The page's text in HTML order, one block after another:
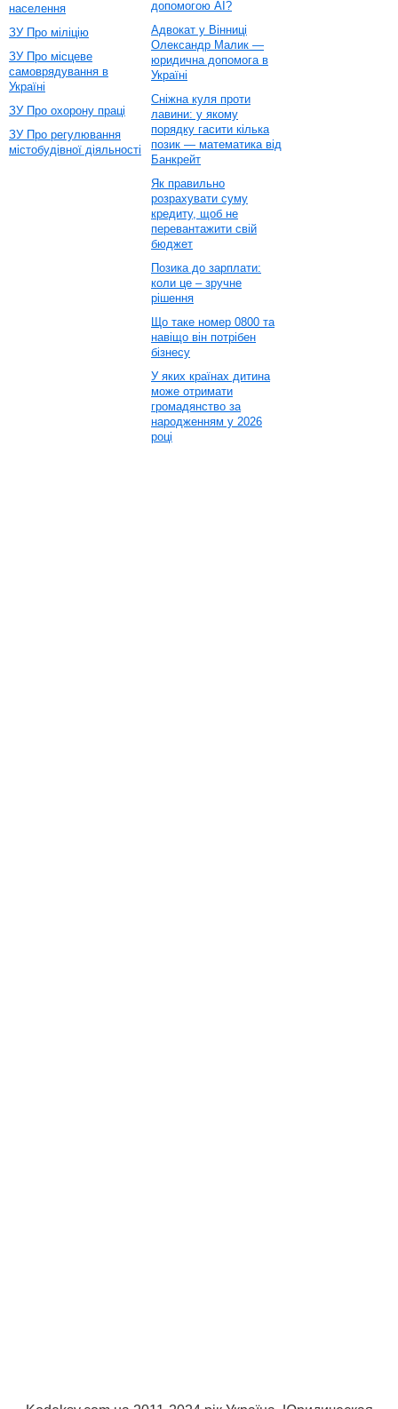
населення
ЗУ Про міліцію
ЗУ Про місцеве
самоврядування в
Україні
ЗУ Про охорону праці
ЗУ Про регулювання
містобудівної діяльності
допомогою AI?
Адвокат у Вінниці
Олександр Малик —
юридична допомога в
Україні
Сніжна куля проти
лавини: у якому
порядку гасити кілька
позик — математика від
Банкрейт
Як правильно
розрахувати суму
кредиту, щоб не
перевантажити свій
бюджет
Позика до зарплати:
коли це – зручне
рішення
Що таке номер 0800 та
навіщо він потрібен
бізнесу
У яких країнах дитина
може отримати
громадянство за
народженням у 2026
році